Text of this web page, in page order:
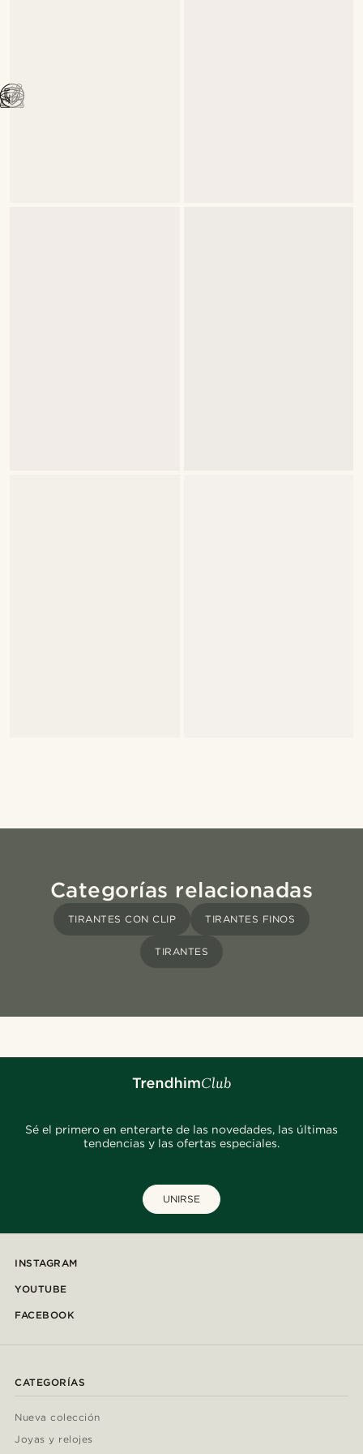
Categorías relacionadas
TIRANTES CON CLIP TIRANTES FINOS
TIRANTES
Sé el primero en enterarte de las novedades, las últimas
tendencias y las ofertas especiales.
UNIRSE
INSTAGRAM
YOUTUBE
FACEBOOK
CATEGORÍAS
Nueva colección
Joyas y relojes